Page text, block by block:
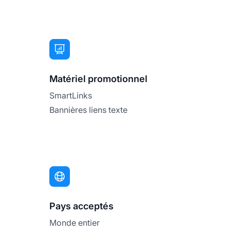
Matériel promotionnel
SmartLinks
Bannières liens texte
Pays acceptés
Monde entier